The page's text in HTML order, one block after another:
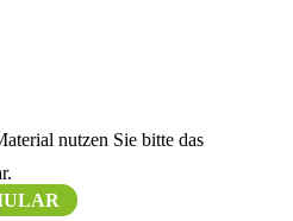
nutzen Sie bitte das